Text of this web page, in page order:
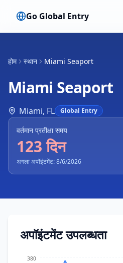
Go Global Entry
होम स्थान Miami Seaport
Miami Seaport
Miami, FL Global Entry
वर्तमान प्रतीक्षा समय
123 दिन
अगला अपॉइंटमेंट: 8/6/2026
अपॉइंटमेंट उपलब्धता
380